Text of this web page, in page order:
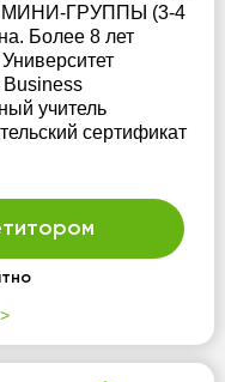
ГРУППЫ (3-4
Более 8 лет
Business
учитель
сертификат